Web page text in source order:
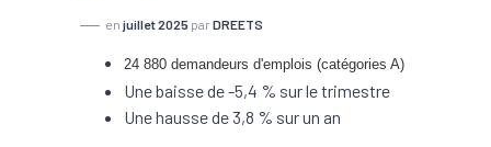
en juillet 2025 par DREETS
24 880 demandeurs d'emplois (catégories A)
Une baisse de -5,4 % sur le trimestre
Une hausse de 3,8 % sur un an